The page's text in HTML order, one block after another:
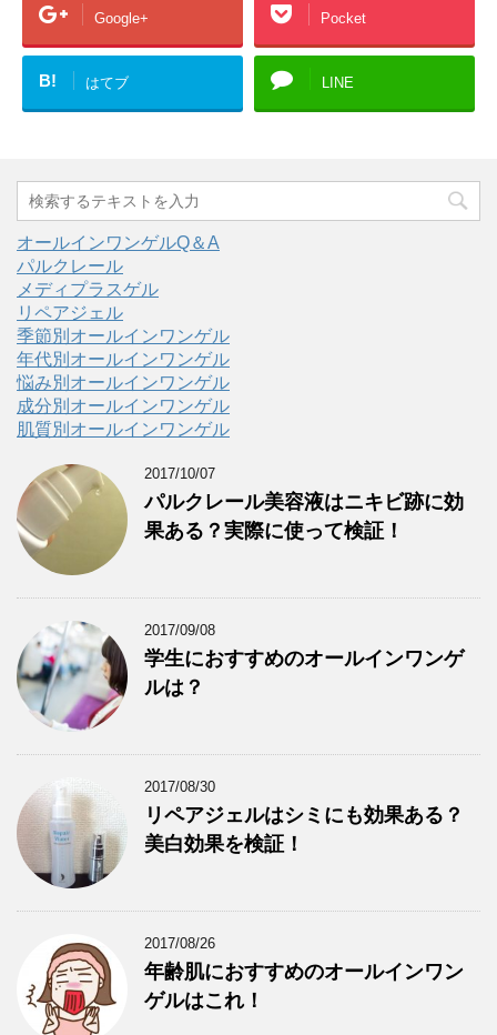
Google+ Pocket
B! はてブ LINE
オールインワンゲルQ＆A
パルクレール
メディプラスゲル
リペアジェル
季節別オールインワンゲル
年代別オールインワンゲル
悩み別オールインワンゲル
成分別オールインワンゲル
肌質別オールインワンゲル
2017/10/07
パルクレール美容液はニキビ跡に効
果ある？実際に使って検証！
2017/09/08
学生におすすめのオールインワンゲ
ルは？
2017/08/30
リペアジェルはシミにも効果ある？
美白効果を検証！
2017/08/26
年齢肌におすすめのオールインワン
ゲルはこれ！